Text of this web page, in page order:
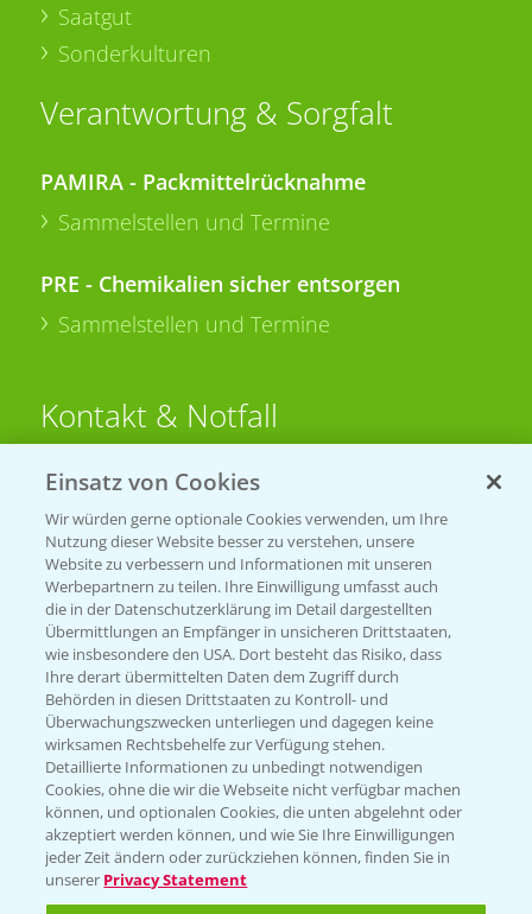
Saatgut
Sonderkulturen
Verantwortung & Sorgfalt
PAMIRA - Packmittelrücknahme
Sammelstellen und Termine
PRE - Chemikalien sicher entsorgen
Sammelstellen und Termine
Kontakt & Notfall
Beratung auf WhatsApp
T.+49 (0)174 346 564 1
KONTAKT
Hilfe in Notfällen
T.+49 (0)214/30-20220
Folgen Sie uns
Einsatz von Cookies
Wir würden gerne optionale Cookies verwenden, um Ihre
Nutzung dieser Website besser zu verstehen, unsere
Website zu verbessern und Informationen mit unseren
Werbepartnern zu teilen. Ihre Einwilligung umfasst auch
die in der Datenschutzerklärung im Detail dargestellten
Übermittlungen an Empfänger in unsicheren Drittstaaten,
wie insbesondere den USA. Dort besteht das Risiko, dass
Ihre derart übermittelten Daten dem Zugriff durch
Behörden in diesen Drittstaaten zu Kontroll- und
Überwachungszwecken unterliegen und dagegen keine
wirksamen Rechtsbehelfe zur Verfügung stehen.
Detaillierte Informationen zu unbedingt notwendigen
Cookies, ohne die wir die Webseite nicht verfügbar machen
können, und optionalen Cookies, die unten abgelehnt oder
akzeptiert werden können, und wie Sie Ihre Einwilligungen
jeder Zeit ändern oder zurückziehen können, finden Sie in
unserer Privacy Statement